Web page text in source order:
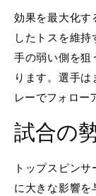
効果を最大化す
したトスを維
手の弱い側を狙
ります。選手
レーでフォロー
試合の
トップスピン
に大きな影響を